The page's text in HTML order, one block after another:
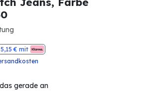
5,15 € mit
gerade an